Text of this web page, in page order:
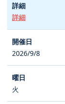
詳細
2026/9/8
火